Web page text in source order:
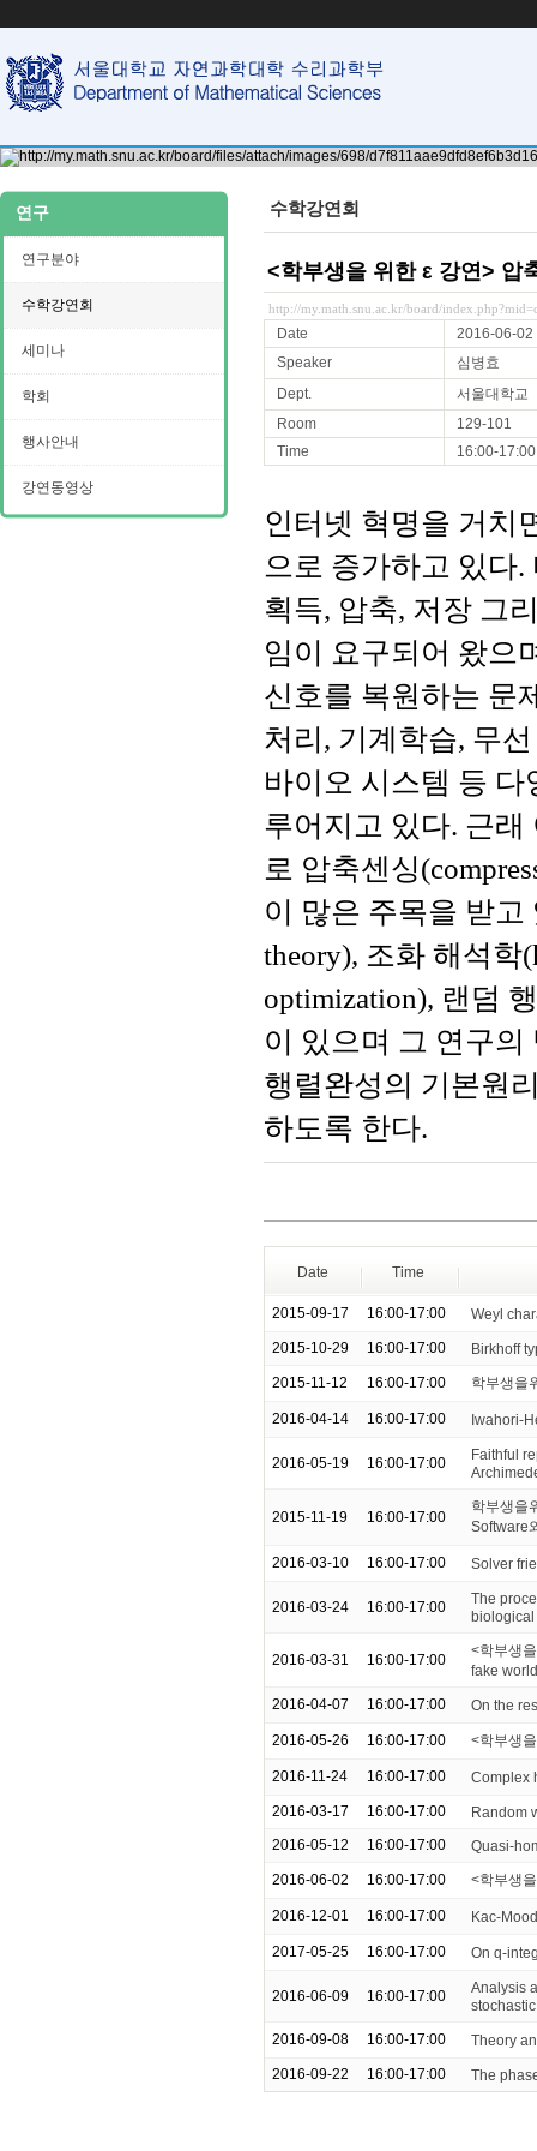
수학강연회
<학부생을 위한 ε 강연> 압
http://my.math.snu.ac.kr/board/
Date
2016-06-02
Speaker
심병효
Dept.
서울대학교
Room
129-101
Time
16:00-17:00
인터넷 혁명을 거치
으로 증가하고 있다
획득, 압축, 저장 그
임이 요구되어 왔으
신호를 복원하는 문
처리, 기계학습, 무
바이오 시스템 등
루어지고 있다. 근
로 압축센싱
이 많은 주목을 받
theory), 조화 해석학
optimization), 랜덤
이 있으며 그 연구
행렬완성의 기본원
하도록 한다.
Date Time
2015-09-17 16:00-17:00 Weyl
2015-10-29 16:00-17:00 Birkhoff
2015-11-12 16:00-17:00 학부생을
2016-04-14 16:00-17:00 Iwahori-
2016-05-19 16:00-17:00
Faithful
2015-11-19 16:00-17:00
학부생을
Software
2016-03-10 16:00-17:00 Solver
2016-03-24 16:00-17:00
The
biological
2016-03-31 16:00-17:00
<학부생
fake world
2016-04-07 16:00-17:00 On the
2016-05-26 16:00-17:00 <학부생
2016-11-24 16:00-17:00 Complex
2016-03-17 16:00-17:00
Random
2016-05-12
16:00-17:00 Quasi-
2016-06-02 16:00-17:00 <학부생
2016-12-01 16:00-17:00 Kac-
2017-05-25 16:00-17:00 On q-
2016-06-09 16:00-17:00
Analysis
2016-09-08 16:00-17:00 Theory
2016-09-22 16:00-17:00 The
연구
연구분야
수학강연회
세미나
학회
행사안내
강연동영상